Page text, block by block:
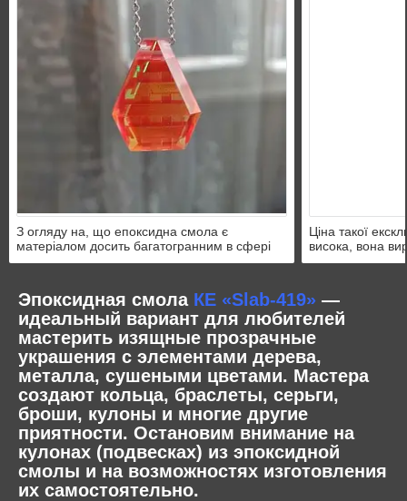
З огляду на, що епоксидна смола є
матеріалом досить багатогранним в сфері
ювелірних прикрас, можливо створювати
Ціна такої
висока, вона
зробити
Эпоксидная смола КЕ «Slab-419» —
идеальный вариант для любителей
мастерить изящные прозрачные
украшения с элементами дерева,
металла, сушеными цветами. Мастера
создают кольца, браслеты, серьги,
броши, кулоны и многие другие
приятности. Остановим внимание на
кулонах (подвесках) из эпоксидной
смолы и на возможностях изготовления
их самостоятельно.